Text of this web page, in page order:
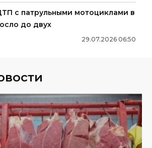
с патрульными мотоциклами в
до двух
29.07.2026 06:50